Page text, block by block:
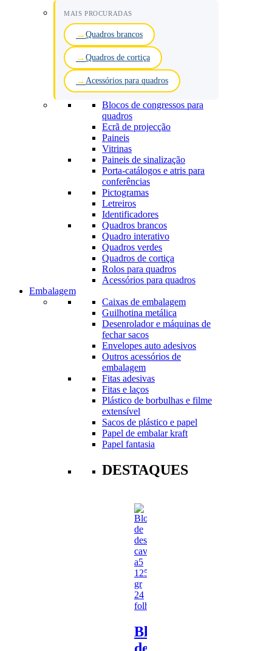
MAIS PROCURADAS
Quadros brancos
Quadros de cortiça
Acessórios para quadros
Blocos de congressos para
quadros
Ecrã de projecção
Paineis
Vitrinas
Paineis de sinalização
Porta-catálogos e atris para
conferências
Pictogramas
Letreiros
Identificadores
Quadros brancos
Quadro interativo
Quadros verdes
Quadros de cortiça
Rolos para quadros
Acessórios para quadros
Embalagem
Caixas de embalagem
Guilhotina metálica
Desenrolador e máquinas de
fechar sacos
Envelopes auto adesivos
Outros acessórios de
embalagem
Fitas adesivas
Fitas e laços
Plástico de borbulhas e filme
extensível
Sacos de plástico e papel
Papel de embalar kraft
Papel fantasia
DESTAQUES
Bloco
de